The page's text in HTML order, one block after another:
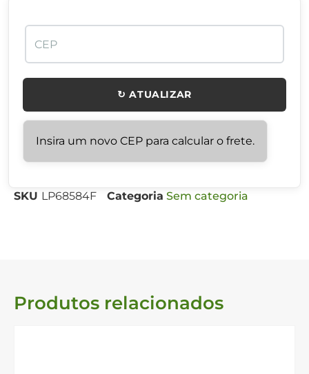
↻ ATUALIZAR
Insira um novo CEP para calcular o frete.
SKU LP68584F Categoria Sem categoria
Produtos relacionados